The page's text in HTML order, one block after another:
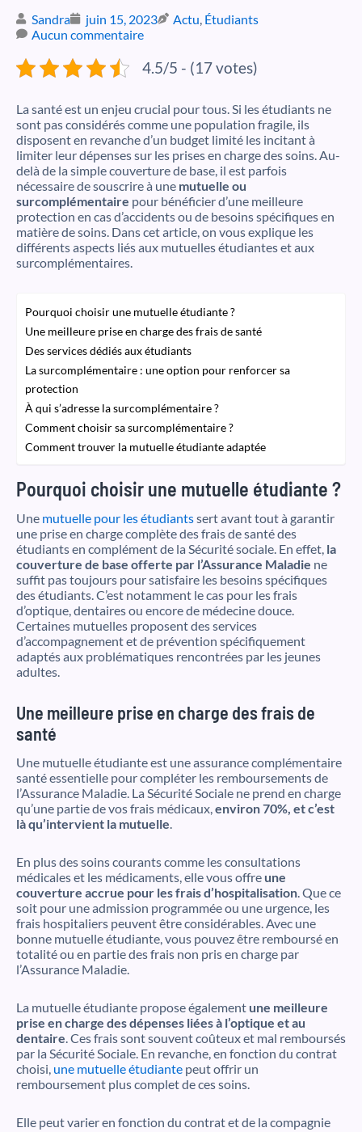
Sandra juin 15, 2023 Actu, Étudiants
Aucun commentaire
4.5/5 - (17 votes)
La santé est un enjeu crucial pour tous.Si les étudiants ne
sont pas considérés comme une population fragile, ils
disposent en revanche d’un budget limité les incitant à
limiter leur dépenses sur les prises en charge des soins. Au-
delà de la simple couverture de base, il est parfois
nécessaire de souscrire à une mutuelle ou
surcomplémentaire pour bénéficier d’une meilleure
protection en cas d’accidents ou de besoins spécifiques en
matière de soins. Dans cet article, on vous explique les
différents aspects liés aux mutuelles étudiantes et aux
surcomplémentaires.
Pourquoi choisir une mutuelle étudiante ?
Une meilleure prise en charge des frais de santé
Des services dédiés aux étudiants
La surcomplémentaire : une option pour renforcer sa
protection
À qui s’adresse la surcomplémentaire ?
Comment choisir sa surcomplémentaire ?
Comment trouver la mutuelle étudiante adaptée
Pourquoi choisir une mutuelle étudiante ?
Une mutuelle pour les étudiantssert avant tout à garantir
une prise en charge complète des frais de santé des
étudiants en complément de la Sécurité sociale. En effet, la
couverture de base offerte par l’Assurance Maladie ne
suffit pas toujours pour satisfaire les besoins spécifiques
des étudiants. C’est notamment le cas pour les frais
d’optique, dentaires ou encore de médecine douce.
Certaines mutuelles proposent des services
d’accompagnement et de prévention spécifiquement
adaptés aux problématiques rencontrées par les jeunes
adultes.
Une meilleure prise en charge des frais de
santé
Une mutuelle étudiante est une assurance complémentaire
santé essentielle pour compléter les remboursements de
l’Assurance Maladie. La Sécurité Sociale ne prend en charge
qu’une partie de vos frais médicaux, environ 70%, et c’est
là qu’intervient la mutuelle
En plus des soins courants comme les consultations
médicales et les médicaments, elle vous offre une
couverture accrue pour les frais d’hospitalisation . Que ce
soit pour une admission programmée ou une urgence, les
frais hospitaliers peuvent être considérables. Avec une
bonne mutuelle étudiante, vous pouvez être remboursé en
totalité ou en partie des frais non pris en charge par
l’Assurance Maladie.
La mutuelle étudiante propose également une meilleure
prise en charge des dépenses liées à l’optique et au
dentaire . Ces frais sont souvent coûteux et mal remboursés
par la Sécurité Sociale. En revanche, en fonction du contrat
choisi, une mutuelle étudiante peut offrir un
remboursement plus complet de ces soins.
Elle peut varier en fonction du contrat et de la compagnie